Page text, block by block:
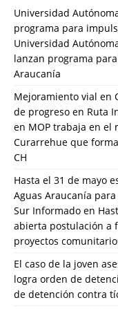
Universidad
programa para
Universidad
lanzan programa
Araucanía
Mejoramiento vial en
de progreso en Ruta
en MOP trabaja en el
Curarrehue que
CH
Hasta el 31 de mayo
Aguas Araucanía
Sur Informado en
abierta postulación a
proyectos
El caso de la joven
logra orden de
de detención contra